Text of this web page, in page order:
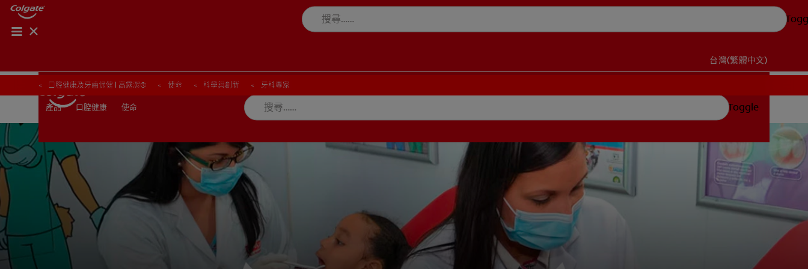
產品 口腔健康
台灣(繁體中文)
台灣(繁體中文)
產品 口腔健康 使命 Toggle
口腔健康及牙齒保健 | 高露潔® 使命 科學與創新 牙科專家
口腔健康及牙齒保健 | 高露潔® 使命 科學與創新 牙科專家